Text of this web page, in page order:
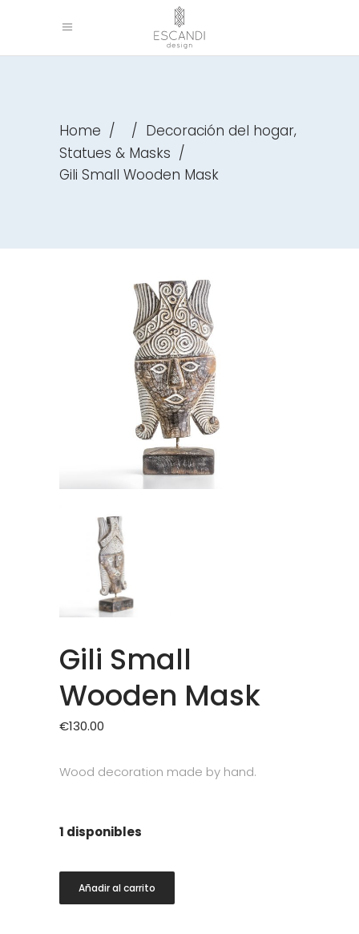
Home / / Decoración del hogar,
Statues & Masks /
Gili Small Wooden Mask
Gili Small
Wooden Mask
€130.00
Wood decoration made by hand.
1 disponibles
Small
Añadir al carrito